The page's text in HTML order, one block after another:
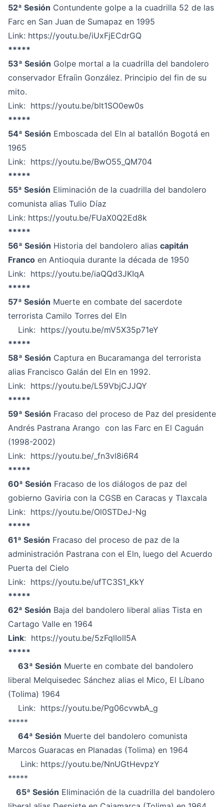
52ª Sesión Contundente golpe a la cuadrilla 52 de las
Farc en San Juan de Sumapaz en 1995
Link: https://youtu.be/iUxFjECdrGQ
*****
53ª Sesión Golpe mortal a la cuadrilla del bandolero
conservador Efraíin González. Principio del fin de su
mito.
Link: https://youtu.be/blt1SO0ew0s
*****
54ª Sesión Emboscada del Eln al batallón Bogotá en
1965
Link: https://youtu.be/BwO55_QM704
*****
55ª Sesión Eliminación de la cuadrilla del bandolero
comunista alias Tulio Díaz
Link: https://youtu.be/FUaX0Q2Ed8k
*****
56ª Sesión Historia del bandolero alias capitán
Franco en Antioquia durante la década de 1950
Link: https://youtu.be/iaQQd3JKIqA
*****
57ª Sesión Muerte en combate del sacerdote
terrorista Camilo Torres del Eln
Link: https://youtu.be/mV5X35p71eY
*****
58ª Sesión Captura en Bucaramanga del terrorista
alias Francisco Galán del Eln en 1992.
Link: https://youtu.be/L59VbjCJJQY
*****
59ª Sesión Fracaso del proceso de Paz del presidente
Andrés Pastrana Arango con las Farc en El Caguán
(1998-2002)
Link: https://youtu.be/_fn3vl8i6R4
*****
60ª Sesión Fracaso de los diálogos de paz del
gobierno Gaviria con la CGSB en Caracas y Tlaxcala
Link: https://youtu.be/Ol0STDeJ-Ng
*****
61ª Sesión Fracaso del proceso de paz de la
administración Pastrana con el Eln, luego del Acuerdo
Puerta del Cielo
Link: https://youtu.be/ufTC3S1_KkY
*****
62ª Sesión Baja del bandolero liberal alias Tista en
Cartago Valle en 1964
Link: https://youtu.be/5zFqlIolI5A
*****
63ª Sesión Muerte en combate del bandolero
liberal Melquisedec Sánchez alias el Mico, El Líbano
(Tolima) 1964
Link: https://youtu.be/Pg06cvwbA_g
*****
64ª Sesión Muerte del bandolero comunista
Marcos Guaracas en Planadas (Tolima) en 1964
Link: https://youtu.be/NnUGtHevpzY
*****
65ª Sesión Eliminación de la cuadrilla del bandolero